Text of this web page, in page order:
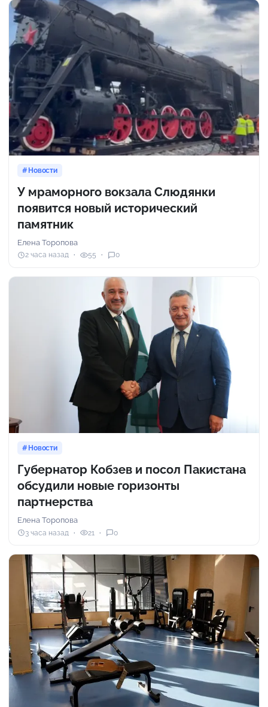
Новости
У мраморного вокзала Слюдянки
появится новый исторический
памятник
Елена Торопова
2 часа назад 55 0
Новости
Губернатор Кобзев и посол Пакистана
обсудили новые горизонты
партнерства
Елена Торопова
3 часа назад 21 0